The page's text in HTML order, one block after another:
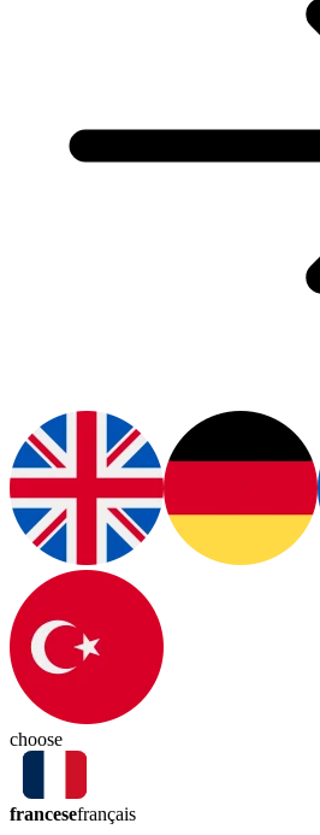
choose
francesefrançais